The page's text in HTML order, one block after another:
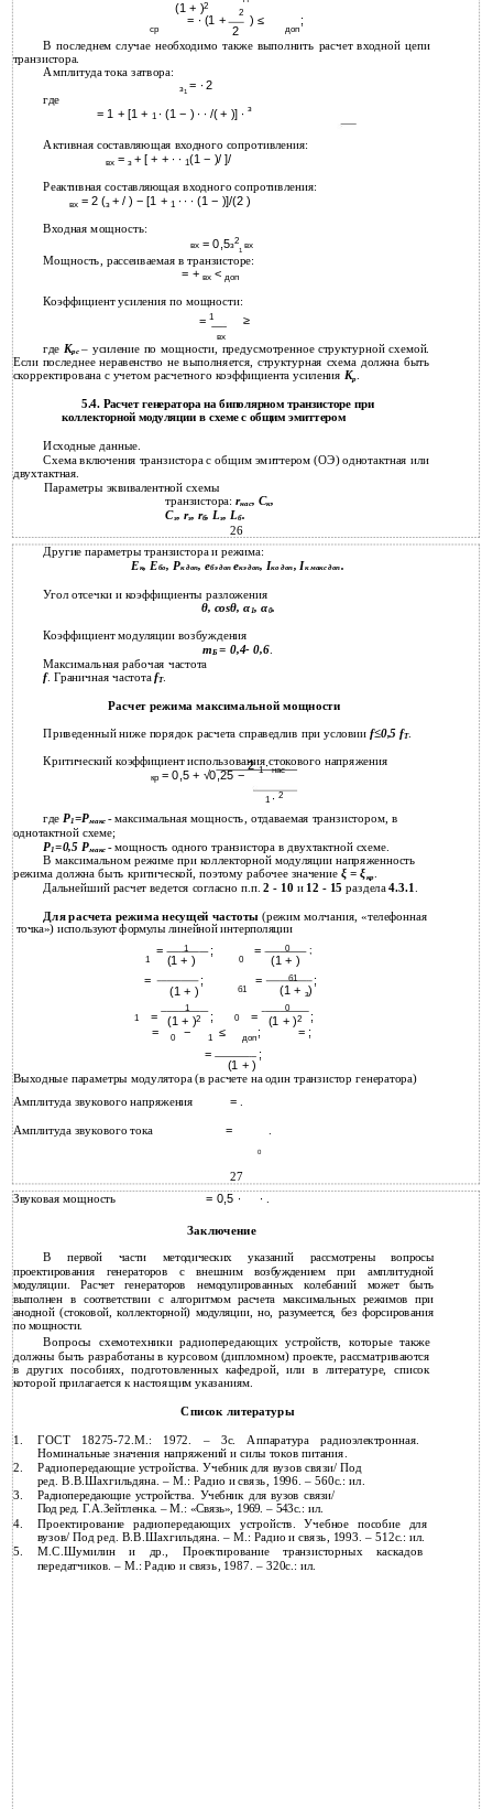
≥
(1 + )2
2
= ∙ (1 + ) ≤ ;
ср 2 доп
В последнем случае необходимо также выполнить расчет входной цепи
транзистора.
Амплитуда тока затвора:
з1 = ∙ 2
где
= 1 + [1 + 1 ∙ (1 − ) ∙ ∙ /( + )] ∙з
Активная составляющая входного сопротивления:
вх =з + [ + + ∙ ∙1(1 − )/ ]/
Реактивная составляющая входного сопротивления:
вх = 2 (з + / ) − [1 +1 ∙ ∙ ∙ (1 − )]/(2 )
Входная мощность:
вх = 0,5з2
1вх
Мощность, рассеиваемая в транзисторе:
= + вх < доп
Коэффициент усиления по мощности:
=1
вх
где Крс– усиление по мощности, предусмотренное структурной схемой.
Если последнее неравенство не выполняется, структурная схема должна быть
скорректирована с учетом расчетного коэффициента усиления Кр.
5.4. Расчет генератора на биполярном транзисторе при
коллекторной модуляции в схеме с общим эмиттером
Исходные данные.
Схема включения транзистора с общим эмиттером (ОЭ) однотактная или
двухтактная.
Параметры эквивалентной схемы
транзистора:rнас, Ск,
Сэ, rэ, rб, Lэ, Lб.
26
Другие параметры транзистора и режима:
Ек, Ебо, Рк доп, ебэ допекэ доп, Iко доп, Iк макс доп.
Угол отсечки и коэффициенты разложения
θ, cosθ, α1, α0.
Коэффициент модуляции возбуждения
mБ= 0,4- 0,6.
Максимальная рабочая частота
f. Граничная частотаfT.
Расчет режима максимальной мощности
Приведенный ниже порядок расчета справедлив при условииf≤0,5 fT.
Критический коэффициент использования стокового напряжения
кр = 0,5 + √0,25 −
21∙нас
1 ∙ 2
гдеP1=Рмакс - максимальная мощность, отдаваемая транзистором, в
однотактной схеме;
P1=0,5 Рмакс - мощность одного транзистора в двухтактной схеме.
В максимальном режиме при коллекторной модуляции напряженность
режима должна быть критической, поэтому рабочее значение ξ = ξкр.
Дальнейший расчет ведется согласно п.п.2 - 10 и 12 - 15раздела4.3.1.
Для расчета режима несущей частоты(режим молчания, «телефонная
точка») используют формулы линейной интерполяции
= 1 ; = 0 ;
1 (1 + ) 0 (1 + )
= ; = б1
;
(1 + )
б1 (1 + з)
1 =
1
; 0 =
0
;
(1 + )2 (1 + )2
= − ≤ ; = ;
0 1 доп
=
;
(1 + )
Выходные параметры модулятора (в расчете на один транзистор генератора)
Амплитуда звукового напряжения =.
Амплитуда звукового тока = .
0
27
Звуковая мощность = 0,5 ∙ ∙ .
Заключение
В первой части методических указаний рассмотрены вопросы
проектирования генераторов с внешним возбуждением при амплитудной
модуляции. Расчет генераторов немодулированных колебаний может быть
выполнен в соответствии с алгоритмом расчета максимальных режимов при
анодной (стоковой, коллекторной) модуляции, но, разумеется, без форсирования
по мощности.
Вопросы схемотехники радиопередающих устройств, которые также
должны быть разработаны в курсовом (дипломном) проекте, рассматриваются
в других пособиях, подготовленных кафедрой, или в литературе, список
которой прилагается к настоящим указаниям.
Список литературы
1. ГОСТ 18275-72.М.: 1972. – 3с. Аппаратура радиоэлектронная.
Номинальные значения напряжений и силы токов питания.
2.
Радиопередающие устройства. Учебник для вузов связи/ Под
ред. В.В.Шахгильдяна. – М.: Радио и связь, 1996. – 560с.: ил.
3. Радиопередающие устройства. Учебник для вузов связи/
Под ред. Г.А.Зейтленка. – М.: «Связь», 1969. – 543с.: ил.
4. Проектирование радиопередающих устройств. Учебное пособие для
вузов/ Под ред. В.В.Шахгильдяна. – М.: Радио и связь, 1993. – 512с.: ил.
5.
М.С.Шумилин и др., Проектирование транзисторных каскадов
передатчиков. – М.: Радио и связь, 1987. – 320с.: ил.